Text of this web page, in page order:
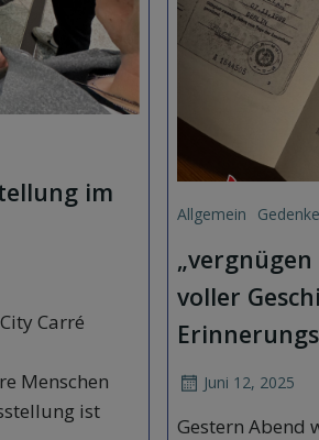
im
Carré
Menschen
ist
Allgemein
voller
Juni 12, 2025
Gestern Abend